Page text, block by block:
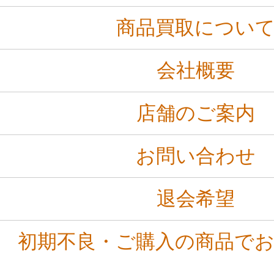
商品買取につい
会社概要
店舗のご案内
お問い合わせ
退会希望
初期不良・ご購入の商品で